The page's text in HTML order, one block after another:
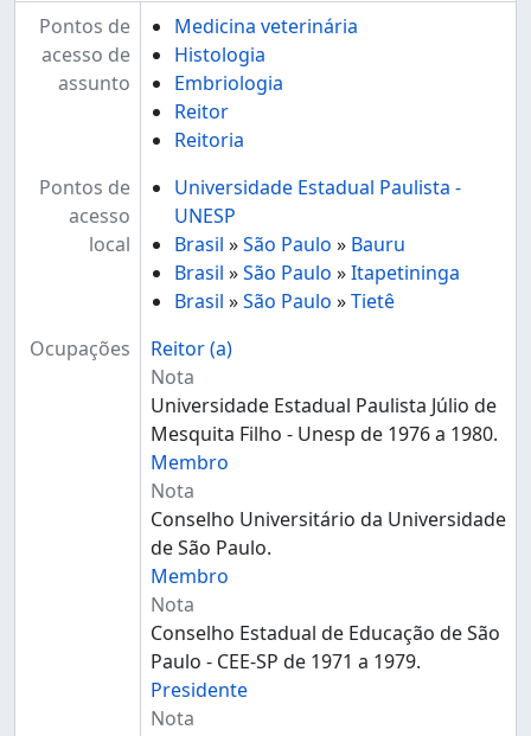
Pontos de
acesso de
assunto
Medicina veterinária
Histologia
Embriologia
Reitor
Reitoria
Pontos de
acesso
local
Universidade Estadual Paulista -
UNESP
Brasil »São Paulo » Bauru
Brasil »São Paulo »Itapetininga
Brasil »São Paulo »Tietê
Ocupações
Reitor (a)
Nota
Universidade Estadual Paulista Júlio de
Mesquita Filho - Unesp de 1976 a 1980.
Membro
Nota
Conselho Universitário da Universidade
de São Paulo.
Membro
Nota
Conselho Estadual de Educação de São
Paulo - CEE-SP de 1971 a 1979.
Presidente
Nota